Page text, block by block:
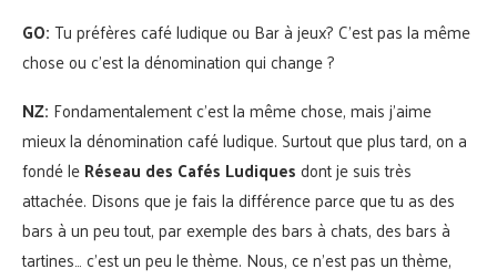
GO:Tu préfères café ludique ou Bar à jeux? C’est pas la même
chose ou c’est la dénomination qui change ?
NZ: Fondamentalement c’est la même chose, mais j’aime
mieux la dénomination café ludique. Surtout que plus tard, on a
fondé leRéseau des Cafés Ludiquesdont je suis très
attachée. Disons que je fais la différence parce que tu as des
bars à un peu tout, par exemple des bars à chats, des bars à
tartines… c’est un peu le thème. Nous, ce n’est pas un thème,